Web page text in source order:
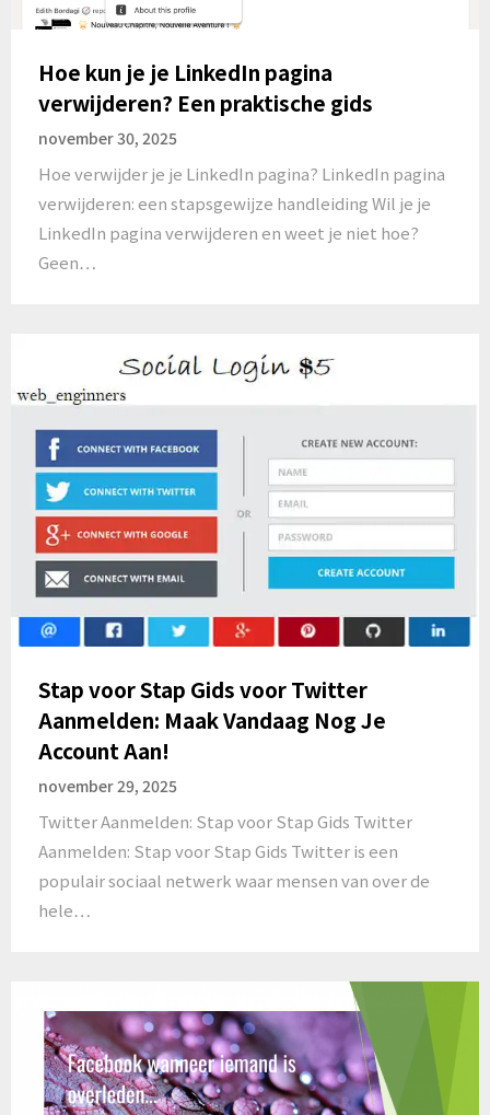
Hoe kun je je LinkedIn pagina
verwijderen? Een praktische gids
november 30, 2025
Hoe verwijder je je LinkedIn pagina? LinkedIn pagina
verwijderen: een stapsgewijze handleiding Wil je je
LinkedIn pagina verwijderen en weet je niet hoe?
Geen…
Stap voor Stap Gids voor Twitter
Aanmelden: Maak Vandaag Nog Je
Account Aan!
november 29, 2025
Twitter Aanmelden: Stap voor Stap Gids Twitter
Aanmelden: Stap voor Stap Gids Twitter is een
populair sociaal netwerk waar mensen van over de
hele…